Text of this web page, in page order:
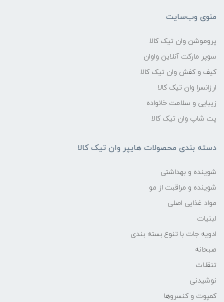
منوی وب‌سایت
پروموشن وان تیک کالا
سوپر مارکت آنلاین واوان
کیف و کفش وان تیک کالا
ارزانسرا وان تیک کالا
زیبایی و سلامت خانواده
پت شاپ وان تیک کالا
دسته بندی محصولات هایپر وان تیک کالا
شوینده و بهداشتی
شوینده و مراقبت از مو
مواد غذایی اصلی
لبنیات
ادویه جات با تنوع بسته بندی
صبحانه
تنقلات
نوشیدنی
کمپوت و کنسروها